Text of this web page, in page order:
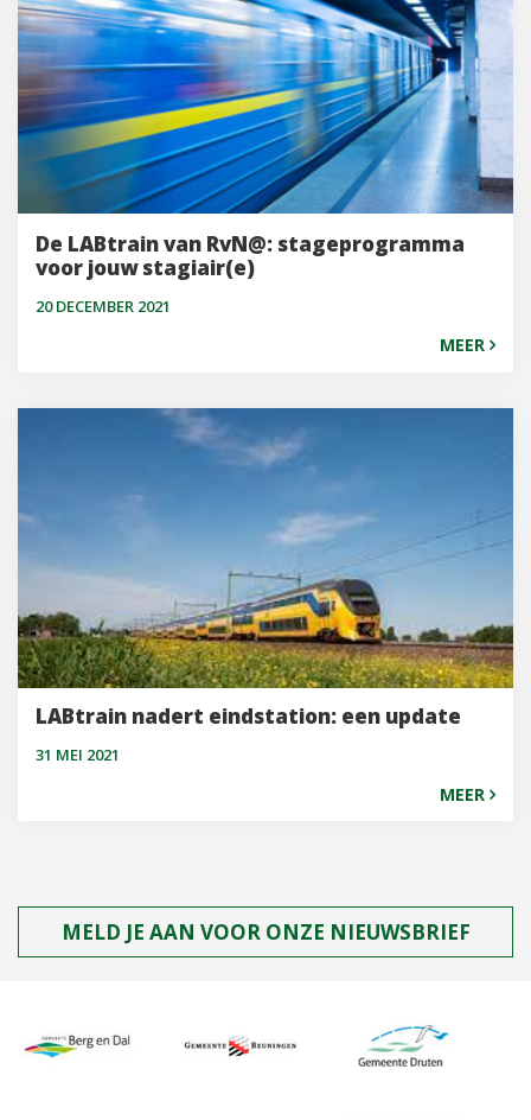
De LABtrain van RvN@: stageprogramma
voor jouw stagiair(e)
20 DECEMBER 2021
MEER
LABtrain nadert eindstation: een update
31 MEI 2021
MEER
MELD JE AAN VOOR ONZE NIEUWSBRIEF